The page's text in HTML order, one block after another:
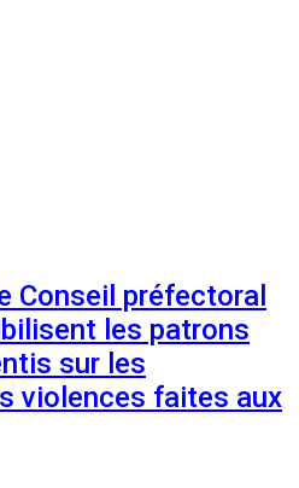
Conseil préfectoral
les patrons
sur les
violences faites aux